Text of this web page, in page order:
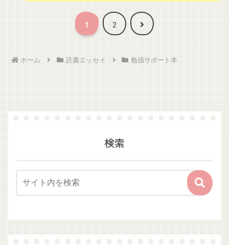
1 2
次
ホーム 読書エッセイ 勉強サポート本
検索